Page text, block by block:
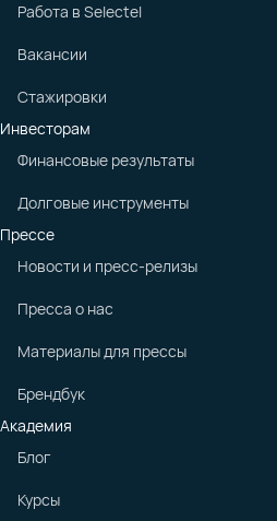
Работа в Selectel
Вакансии
Стажировки
Инвесторам
Финансовые результаты
Долговые инструменты
Прессе
Новости и пресс-релизы
Пресса о нас
Материалы для прессы
Брендбук
Академия
Блог
Курсы